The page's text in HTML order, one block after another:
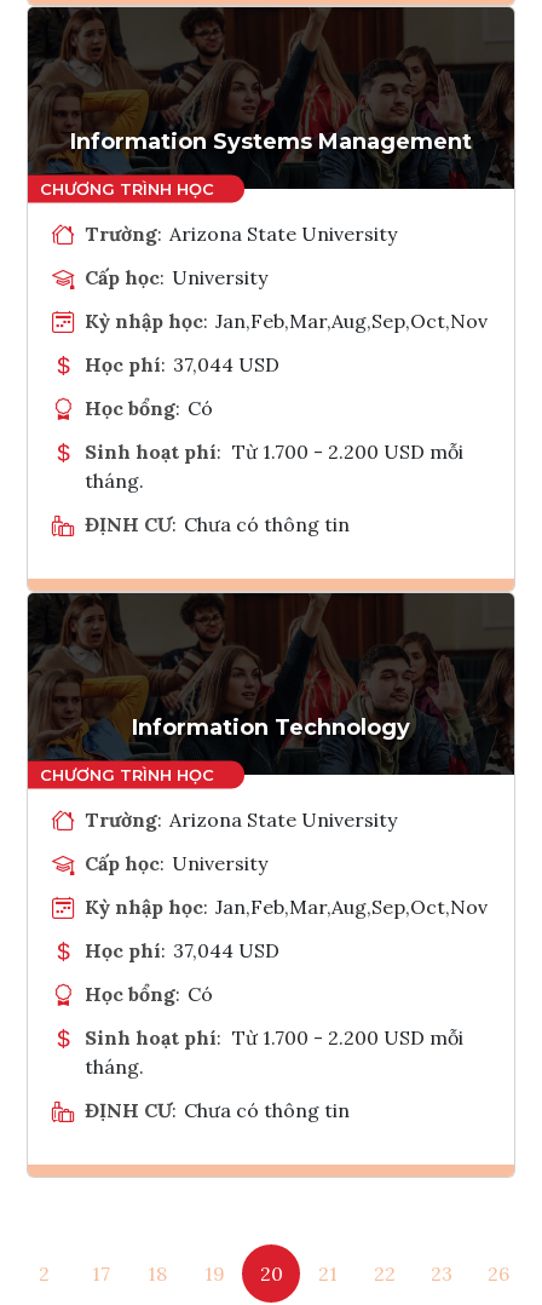
Ghi danh
Tham vấn Interlink
Information Systems Management
Trường: Arizona State University
Cấp học: University
Kỳ nhập học: Jan,Feb,Mar,Aug,Sep,Oct,Nov
Học phí: 37,044 USD
Học bổng: Có
Sinh hoạt phí: Từ 1.700 - 2.200 USD mỗi
tháng.
ĐỊNH CƯ: Chưa có thông tin
Ghi danh
Tham vấn Interlink
Information Technology
Trường: Arizona State University
Cấp học: University
Kỳ nhập học: Jan,Feb,Mar,Aug,Sep,Oct,Nov
Học phí: 37,044 USD
Học bổng: Có
Sinh hoạt phí: Từ 1.700 - 2.200 USD mỗi
tháng.
ĐỊNH CƯ: Chưa có thông tin
Tham vấn Interlink
2 17 18 19 20 21 22 23 26